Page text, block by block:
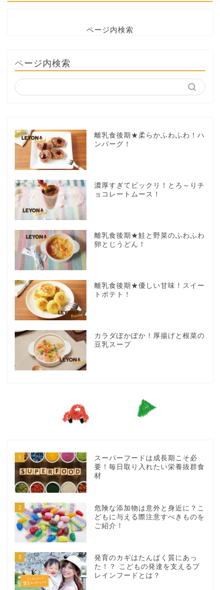
ページ内検索
ページ内検索
離乳食後期★柔らかふわふわ！ハ
ンバーグ！
濃厚すぎてビックリ！とろ～りチ
ョコレートムース！
離乳食後期★鮭と野菜のふわふわ
卵とじうどん！
離乳食後期★優しい甘味！スイー
トポテト！
カラダぽかぽか！厚揚げと根菜の
豆乳スープ
1
スーパーフードは成長期こそ必
要！毎日取り入れたい栄養抜群食
材
2
危険な添加物は意外と身近に？こ
どもに与える際注意すべきものを
ご紹介！
3
発育のカギはたんぱく質にあっ
た！？ こどもの発達を支えるブ
レインフードとは？